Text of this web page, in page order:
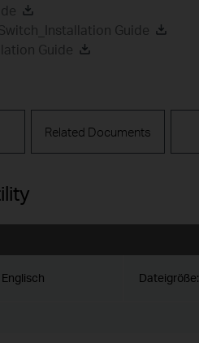
Guide
Guide
Related Documents
Englisch Dateigröße: